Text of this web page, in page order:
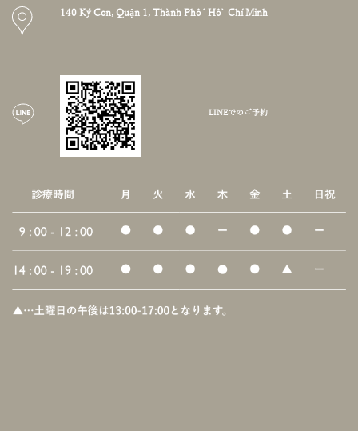
140 Ký Con, Quận 1, Thành Phố Hồ Chí Minh
LINEでのご予約